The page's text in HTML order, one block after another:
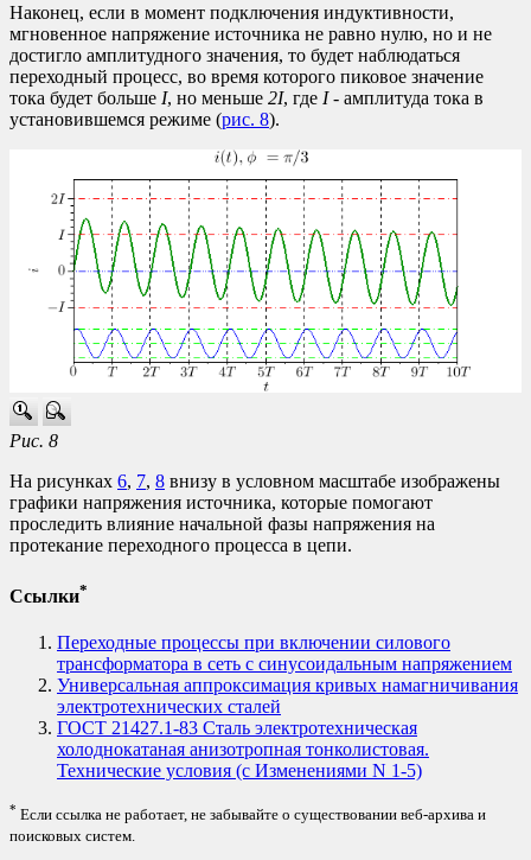
Наконец, если в момент подключения индуктивности,
мгновенное напряжение источника не равно нулю, но и не
достигло амплитудного значения, то будет наблюдаться
переходный процесс, во время которого пиковое значение
тока будет больше I, но меньше 2I, где I- амплитуда тока в
установившемся режиме (рис. 8).
Рис. 8
На рисунках 6, 7, 8 внизу в условном масштабе изображены
графики напряжения источника, которые помогают
проследить влияние начальной фазы напряжения на
протекание переходного процесса в цепи.
Ссылки*
Переходные процессы при включении силового
трансформатора в сеть с синусоидальным напряжением
Универсальная аппроксимация кривых намагничивания
электротехнических сталей
ГОСТ 21427.1-83 Сталь электротехническая
холоднокатаная анизотропная тонколистовая.
Технические условия (с Изменениями N 1-5)
* Если ссылка не работает, не забывайте о существовании веб-архива и
поисковых систем.